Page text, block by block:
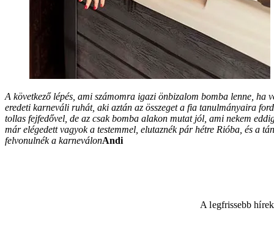
A következő lépés, ami számomra igazi önbizalom bomba lenne,
eredeti karneváli ruhát, aki aztán az összeget a fia tanulmányaira
tollas fejfedővel, de az csak bomba alakon mutat jól, ami nekem
már elégedett vagyok a testemmel, elutaznék pár hétre Rióba, és a
felvonulnék a karneválonAndi
A legfrissebb